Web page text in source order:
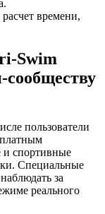
времени,
Swim
сообществу
пользователи
и спортивные
Специальные
за
реального